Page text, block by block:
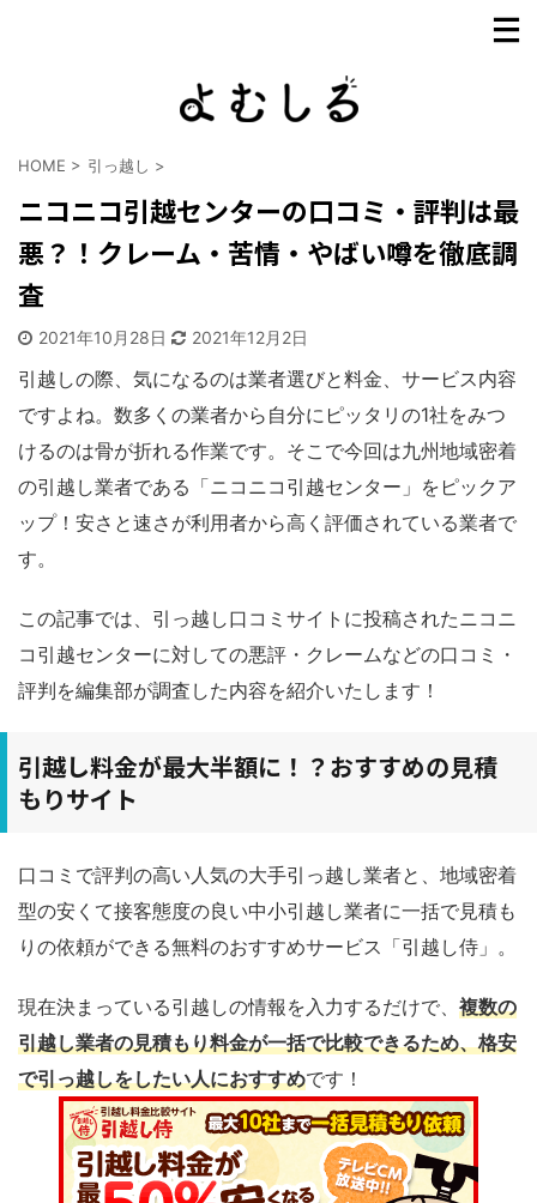
HOME > 引っ越し >
ニコニコ引越センターの口コミ・評判は最
悪？！クレーム・苦情・やばい噂を徹底調
査
2021年10月28日 2021年12月2日
引越しの際、気になるのは業者選びと料金、サービス内容
ですよね。数多くの業者から自分にピッタリの1社をみつ
けるのは骨が折れる作業です。そこで今回は九州地域密着
の引越し業者である「ニコニコ引越センター」をピックア
ップ！安さと速さが利用者から高く評価されている業者で
す。
この記事では、引っ越し口コミサイトに投稿されたニコニ
コ引越センターに対しての悪評・クレームなどの口コミ・
評判を編集部が調査した内容を紹介いたします！
引越し料金が最大半額に！？おすすめの見積
もりサイト
口コミで評判の高い人気の大手引っ越し業者と、地域密着
型の安くて接客態度の良い中小引越し業者に一括で見積も
りの依頼ができる無料のおすすめサービス「引越し侍」。
現在決まっている引越しの情報を入力するだけで、 複数の
引越し業者の見積もり料金が一括で比較できるため、格安
で引っ越しをしたい人におすすめです！